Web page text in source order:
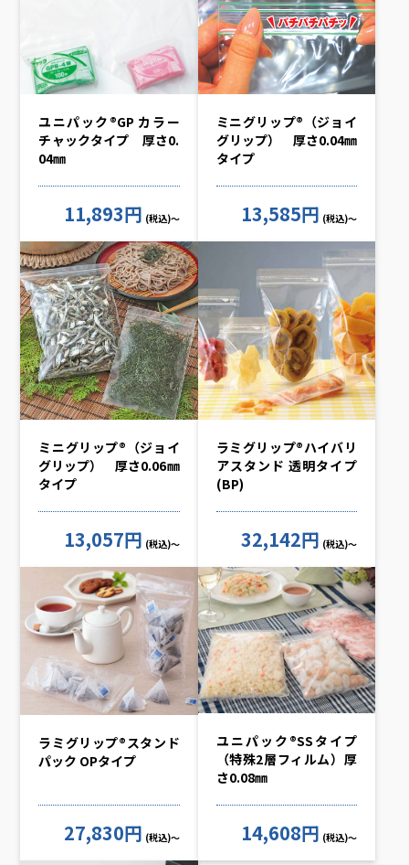
ユニパック®GP カラー
チャックタイプ 厚さ0.
04㎜
11,893円 (税込)～
ミニグリップ®（ジョイ
グリップ） 厚さ0.04㎜
タイプ
13,585円 (税込)～
ミニグリップ®（ジョイ
グリップ） 厚さ0.06㎜
タイプ
13,057円 (税込)～
ラミグリップ®ハイバリ
アスタンド 透明タイプ
(BP)
32,142円 (税込)～
ラミグリップ®スタンド
パック OPタイプ
27,830円 (税込)～
ユニパック®SSタイプ
（特殊2層フィルム）厚
さ0.08㎜
14,608円 (税込)～